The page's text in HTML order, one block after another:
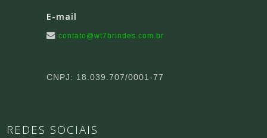
E-mail
contato@wt7brindes.com.br
CNPJ: 18.039.707/0001-77
REDES SOCIAIS